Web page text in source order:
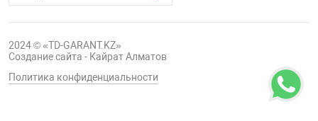
2024 © «TD-GARANT.KZ»
Создание сайта - Кайрат Алматов
Политика конфиденциальности